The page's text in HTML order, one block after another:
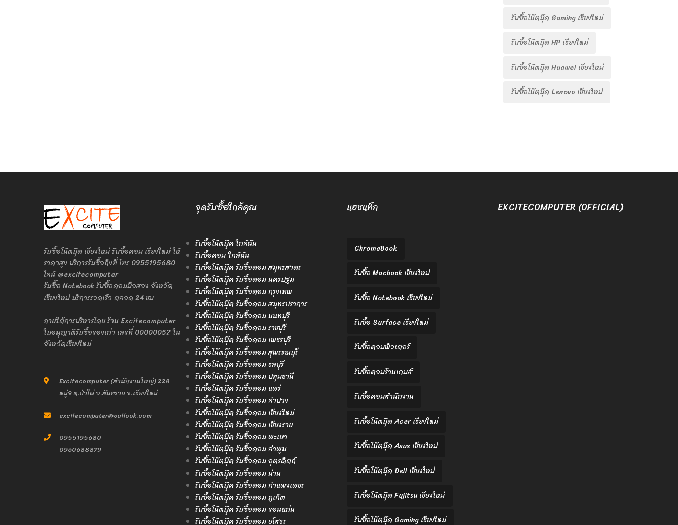
รับซื้อโน๊ตบุ๊ค Gaming เชียงใหม่
รับซื้อโน๊ตบุ๊ค HP เชียงใหม่
รับซื้อโน๊ตบุ๊ค Huawei เชียงใหม่
รับซื้อโน๊ตบุ๊ค Lenovo เชียงใหม่
รับซื้อโน๊ตบุ๊ค เชียงใหม่ รับซื้อคอม เชียงใหม่ ให้
ราคาสูง บริการรับซื้อถึงที่ โทร 0955195680
ไลน์ @excitecomputer
รับซื้อ Notebook รับซื้อคอมมือสอง จังหวัด
เชียงใหม่ บริการรวดเร็ว ตลอด 24 ชม
ภายใต้การบริหารโดย ร้าน Excitecomputer
ใบอนุญาติรับซื้อของเก่า เลขที่ 00000052 ใน
จังหวัดเชียงใหม่
Excitecomputer (สำนักงานใหญ่) 228
หมู่9 ต.ป่าไผ่ อ.สันทราย จ.เชียงใหม่
excitecomputer@outlook.com
0955195680
0960688879
จุดรับซื้อใกล้คุณ
รับซื้อโน๊ตบุ๊ค ใกล้ฉัน
รับซื้อคอม ใกล้ฉัน
รับซื้อโน๊ตบุ๊ค รับซื้อคอม สมุทรสาคร
รับซื้อโน๊ตบุ๊ค รับซื้อคอม นครปฐม
รับซื้อโน๊ตบุ๊ค รับซื้อคอม กรุงเทพ
รับซื้อโน๊ตบุ๊ค รับซื้อคอม สมุทรปราการ
รับซื้อโน๊ตบุ๊ค รับซื้อคอม นนทบุรี
รับซื้อโน๊ตบุ๊ค รับซื้อคอม ราชบุรี
รับซื้อโน๊ตบุ๊ค รับซื้อคอม เพชรบุรี
รับซื้อโน๊ตบุ๊ค รับซื้อคอม สุพรรณบุรี
รับซื้อโน๊ตบุ๊ค รับซื้อคอม ชลบุรี
รับซื้อโน๊ตบุ๊ค รับซื้อคอม ปทุมธานี
รับซื้อโน๊ตบุ๊ค รับซื้อคอม แพร่
รับซื้อโน๊ตบุ๊ค รับซื้อคอม ลำปาง
รับซื้อโน๊ตบุ๊ค รับซื้อคอม เชียงใหม่
รับซื้อโน๊ตบุ๊ค รับซื้อคอม เชียงราย
รับซื้อโน๊ตบุ๊ค รับซื้อคอม พะเยา
รับซื้อโน๊ตบุ๊ค รับซื้อคอม ลำพูน
รับซื้อโน๊ตบุ๊ค รับซื้อคอม อุตรดิตถ์
รับซื้อโน๊ตบุ๊ค รับซื้อคอม น่าน
รับซื้อโน๊ตบุ๊ค รับซื้อคอม กำแพงเพชร
รับซื้อโน๊ตบุ๊ค รับซื้อคอม ภูเก็ต
รับซื้อโน๊ตบุ๊ค รับซื้อคอม ขอนแก่น
รับซื้อโน๊ตบุ๊ค รับซื้อคอม ยโสธร
แฮชแท็ก
ChromeBook
รับซื้อ Macbook เชียงใหม่
รับซื้อ Notebook เชียงใหม่
รับซื้อ Surface เชียงใหม่
รับซื้อคอมพิวเตอร์
รับซื้อคอมร้านเกมส์
รับซื้อคอมสำนักงาน
รับซื้อโน๊ตบุ๊ค Acer เชียงใหม่
รับซื้อโน๊ตบุ๊ค Asus เชียงใหม่
รับซื้อโน๊ตบุ๊ค Dell เชียงใหม่
รับซื้อโน๊ตบุ๊ค Fujitsu เชียงใหม่
รับซื้อโน๊ตบุ๊ค Gaming เชียงใหม่
EXCITECOMPUTER (OFFICIAL)